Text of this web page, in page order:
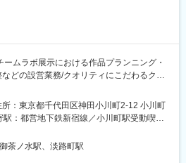
社について
ャーズ株式会社の子会社として、アニメ
等の企画開発・制作事業を展開していま
ャーズと、メモリーテック・ホールディ
あるグラフィニカとの合弁による新しい
として2018年７月に設立されました。
・事業構築力を活かし、アニメ、ゲーム、
を通じ、世界を魅了するコンテンツの創出
ームラボ展示における作品プランニング・
どの設営業務/クオリティにこだわるクリ
成や配置のプランニング、作品の制作ディ
、また、国内外のアート展示現場にて、作
行っていただきます。
所：東京都千代田区神田小川町2-12 小川町
：都営地下鉄新宿線／小川町駅受動喫煙
の範囲：会社の定める事業所
茶ノ水駅、淡路町駅